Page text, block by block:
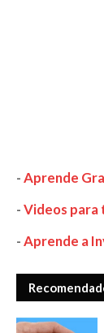
-Aprende
-Videos para
-Aprende a